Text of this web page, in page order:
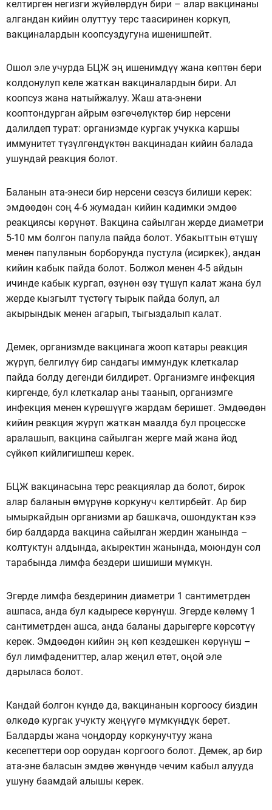
келтирген негизги жүйөлөрдүн бири – алар вакцинаны
алгандан кийин олуттуу терс таасиринен коркуп,
вакциналардын коопсуздугуна ишенишпейт.
Ошол эле учурда БЦЖ эң ишенимдүү жана көптөн бери
колдонулуп келе жаткан вакциналардын бири. Ал
коопсуз жана натыйжалуу. Жаш ата-энени
кооптондурган айрым өзгөчөлүктөр бир нерсени
далилдеп турат: организмде кургак учукка каршы
иммунитет түзүлгөндүктөн вакцинадан кийин балада
ушундай реакция болот.
Баланын ата-энеси бир нерсени сөзсүз билиши керек:
эмдөөдөн соң 4-6 жумадан кийин кадимки эмдөө
реакциясы көрүнөт. Вакцина сайылган жерде диаметри
5-10 мм болгон папула пайда болот. Убакыттын өтүшү
менен папуланын борборунда пустула (исиркек), андан
кийин кабык пайда болот. Болжол менен 4-5 айдын
ичинде кабык кургап, өзүнөн өзү түшүп калат жана бул
жерде кызгылт түстөгү тырык пайда болуп, ал
акырындык менен агарып, тыгыздалып калат.
Демек, организмде вакцинага жооп катары реакция
жүрүп, белгилүү бир сандагы иммундук клеткалар
пайда болду дегенди билдирет. Организмге инфекция
киргенде, бул клеткалар аны таанып, организмге
инфекция менен күрөшүүгө жардам беришет. Эмдөөдөн
кийин реакция жүрүп жаткан маалда бул процесске
аралашып, вакцина сайылган жерге май жана йод
сүйкөп кийлигишпеш керек.
БЦЖ вакцинасына терс реакциялар да болот, бирок
алар баланын өмүрүнө коркунуч келтирбейт. Ар бир
ымыркайдын организми ар башкача, ошондуктан кээ
бир балдарда вакцина сайылган жердин жанында –
колтуктун алдында, акыректин жанында, моюндун сол
тарабында лимфа бездери шишиши мүмкүн.
Эгерде лимфа бездеринин диаметри 1 сантиметрден
ашпаса, анда бул кадыресе көрүнүш. Эгерде көлөмү 1
сантиметрден ашса, анда баланы дарыгерге көрсөтүү
керек. Эмдөөдөн кийин эң көп кездешкен көрүнүш –
бул лимфадениттер, алар жеңил өтөт, оңой эле
дарыласа болот.
Кандай болгон күндө да, вакцинанын коргоосу биздин
өлкөдө кургак учукту жеңүүгө мүмкүндүк берет.
Балдарды жана чоңдорду коркунучтуу жана
кесепеттери оор оорудан коргоого болот. Демек, ар бир
ата-эне баласын эмдөө жөнүндө чечим кабыл алууда
ушуну баамдай алышы керек.